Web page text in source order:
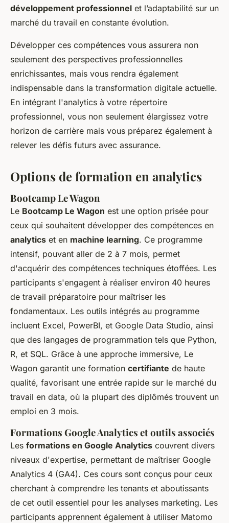
développement professionnel et l’adaptabilité sur un
marché du travail en constante évolution.
Développer ces compétences vous assurera non
seulement des perspectives professionnelles
enrichissantes, mais vous rendra également
indispensable dans la transformation digitale actuelle.
En intégrant l'analytics à votre répertoire
professionnel, vous non seulement élargissez votre
horizon de carrière mais vous préparez également à
relever les défis futurs avec assurance.
Options de formation en analytics
Bootcamp Le Wagon
Le Bootcamp Le Wagon est une option prisée pour
ceux qui souhaitent développer des compétences en
analytics et en machine learning. Ce programme
intensif, pouvant aller de 2 à 7 mois, permet
d'acquérir des compétences techniques étoffées. Les
participants s'engagent à réaliser environ 40 heures
de travail préparatoire pour maîtriser les
fondamentaux. Les outils intégrés au programme
incluent Excel, PowerBI, et Google Data Studio, ainsi
que des langages de programmation tels que Python,
R, et SQL. Grâce à une approche immersive, Le
Wagon garantit une formation certifiante de haute
qualité, favorisant une entrée rapide sur le marché du
travail en data, où la plupart des diplômés trouvent un
emploi en 3 mois.
Formations Google Analytics et outils associés
Les formations en Google Analytics couvrent divers
niveaux d'expertise, permettant de maîtriser Google
Analytics 4 (GA4). Ces cours sont conçus pour ceux
cherchant à comprendre les tenants et aboutissants
de cet outil essentiel pour les analyses marketing. Les
participants apprennent également à utiliser Matomo